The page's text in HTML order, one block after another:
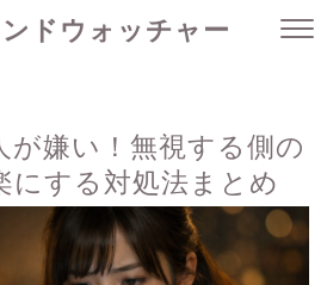
ドウォッチャー
が嫌い！無視する側の
にする対処法まとめ